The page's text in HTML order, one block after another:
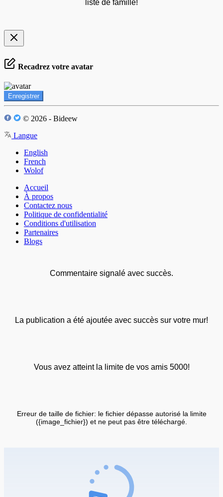
liste de famille!
Recadrez votre avatar
Enregistrer
© 2026 - Bideew
Langue
English
French
Wolof
Accueil
À propos
Contactez nous
Politique de confidentialité
Conditions d'utilisation
Partenaires
Blogs
Commentaire signalé avec succès.
La publication a été ajoutée avec succès sur votre mur!
Vous avez atteint la limite de vos amis 5000!
Erreur de taille de fichier: le fichier dépasse autorisé la limite
({image_fichier}) et ne peut pas être téléchargé.